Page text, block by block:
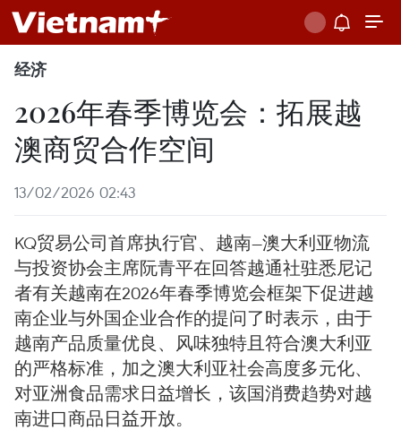
经济
2026年春季博览会：拓展越
澳商贸合作空间
13/02/2026 02:43
KQ贸易公司首席执行官、越南—澳大利亚物流
与投资协会主席阮青平在回答越通社驻悉尼记
者有关越南在2026年春季博览会框架下促进越
南企业与外国企业合作的提问了时表示，由于
越南产品质量优良、风味独特且符合澳大利亚
的严格标准，加之澳大利亚社会高度多元化、
对亚洲食品需求日益增长，该国消费趋势对越
南进口商品日益开放。